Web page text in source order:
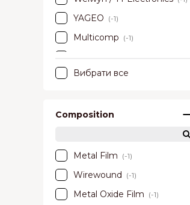
YAGEO (-1)
Multicomp (-1)
Unknown (-1)
Вибрати все
Composition
Metal Film (-1)
Wirewound (-1)
Metal Oxide Film (-1)